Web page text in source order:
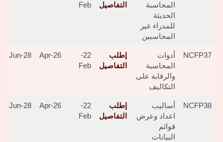
المحاسبة
الحديثة
للمدراء غير
المحاسبين
التفاصيل
Feb
NCFP37
أدوات
المحاسبة
والرقابة على
التكاليف
إطلب
التفاصيل
22-
Feb
26-Apr
28-Jun
NCFP38
أساليب
اعداد وعرض
قوائم
البيانات
إطلب
التفاصيل
22-
Feb
26-Apr
28-Jun